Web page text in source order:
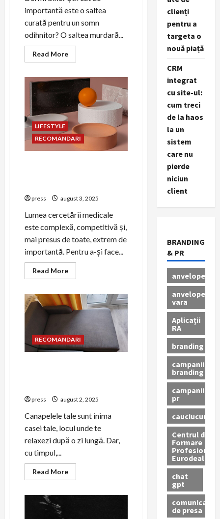
importantă este o saltea
curată pentru un somn
odihnitor? O saltea murdară...
Read MoreRead
more
saltele
Oradea:
cum
să
elimini
murdăria
și
bacteriile
eficient
LIFESTYLE
RECOMANDARI
press august 3, 2025
Lumea cercetării medicale
este complexă, competitivă și,
mai presus de toate, extrem de
importantă. Pentru a-și face...
Read MoreRead
more
de
PR
pentru
companiile
cercetare
medicală
RECOMANDARI
press august 2, 2025
Canapelele tale sunt inima
casei tale, locul unde te
relaxezi după o zi lungă. Dar,
cu timpul,...
Read MoreRead
more
clienți
pentru a
targeta o
nouă piață
CRM
integrat
cu site-ul:
cum treci
de la haos
la un
sistem
care nu
pierde
niciun
client
BRANDING
& PR
anvelope
anvelope
vara
Aplicații
RA
branding
campanii
branding
campanii
pr
cauciucuri
Centrul de
Formare
Profesionala
Eurodeal
chat
gpt
comunicat
de presa